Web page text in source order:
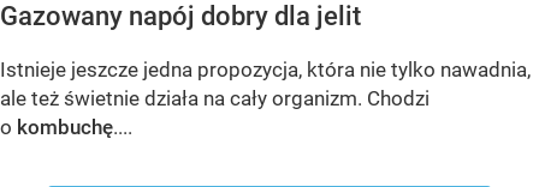
Gazowany napój dobry dla jelit
Istnieje jeszcze jedna propozycja, która nie tylko nawadnia,
ale też świetnie działa na cały organizm. Chodzi
o kombuchę....